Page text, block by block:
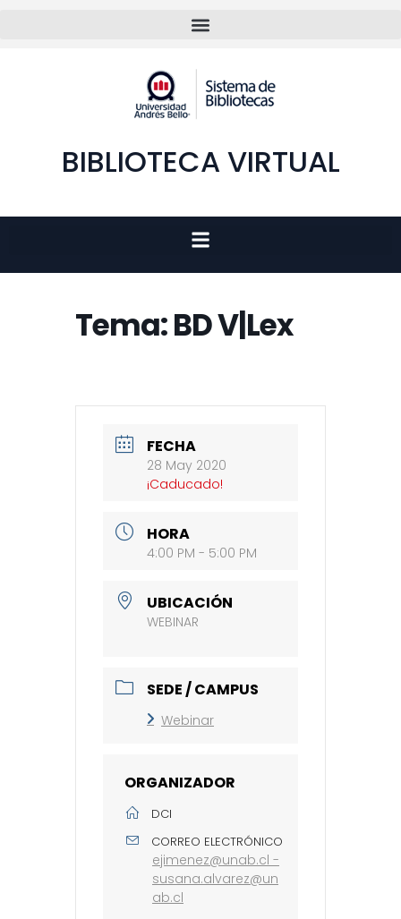
BIBLIOTECA VIRTUAL
Tema: BD V|Lex
FECHA
28 May 2020
¡Caducado!
HORA
4:00 PM - 5:00 PM
UBICACIÓN
WEBINAR
SEDE / CAMPUS
Webinar
ORGANIZADOR
DCI
CORREO ELECTRÓNICO
ejimenez@unab.cl -
susana.alvarez@un
ab.cl